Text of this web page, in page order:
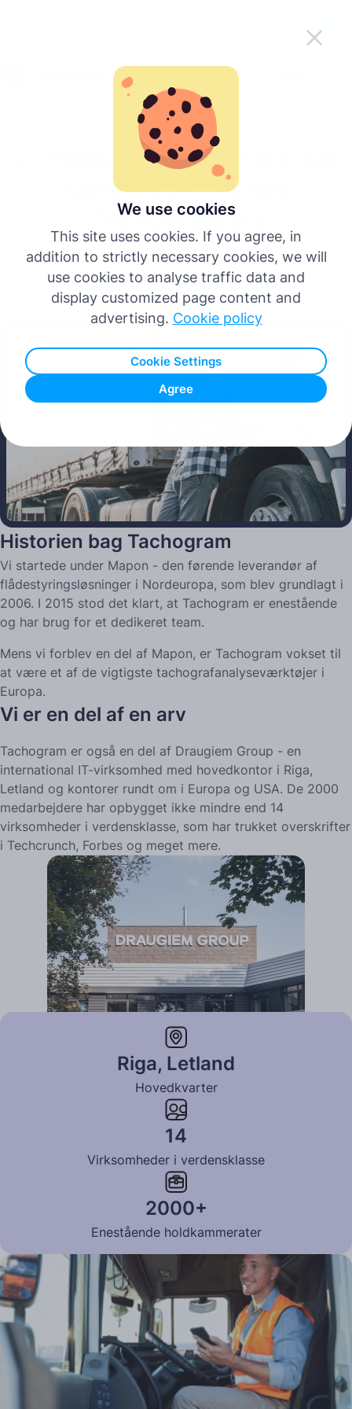
We use cookies
This site uses cookies. If you agree, in
addition to strictly necessary cookies, we will
use cookies to analyse traffic data and
display customized page content and
advertising. Cookie policy
Cookie Settings
Agree
Français
Italiano
Vi Hjælper med at Forenkle
Komplekse Digitale
Tachografdata
Tachogram er et specialiseret og brugervenligt værktøj,
der hjælper med at indsamle, administrere og forklare
digitale tachografdata for både individuelle chauffører og
store flåder.
Historien bag Tachogram
Vi startede under Mapon - den førende leverandør af
flådestyringsløsninger i Nordeuropa, som blev grundlagt i
2006. I 2015 stod det klart, at Tachogram er enestående
og har brug for et dedikeret team.
Mens vi forblev en del af Mapon, er Tachogram vokset til
at være et af de vigtigste tachografanalyseværktøjer i
Europa.
Vi er en del af en arv
Tachogram er også en del af Draugiem Group - en
international IT-virksomhed med hovedkontor i Riga,
Letland og kontorer rundt om i Europa og USA. De 2000
medarbejdere har opbygget ikke mindre end 14
virksomheder i verdensklasse, som har trukket overskrifter
i Techcrunch, Forbes og meget mere.
Riga, Letland
Hovedkvarter
14
Virksomheder i verdensklasse
2000+
Enestående holdkammerater